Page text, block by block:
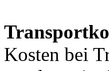
Kosten bei